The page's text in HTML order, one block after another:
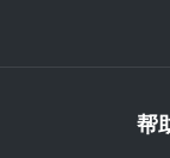
帮